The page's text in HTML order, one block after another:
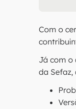
Com o
Já com o
da Sefaz,